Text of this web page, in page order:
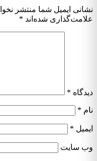
نشانی ایمیل شما منتشر
علامت‌گذاری شده‌اند *
دیدگاه *
نام *
ایمیل *
وب‌ سایت